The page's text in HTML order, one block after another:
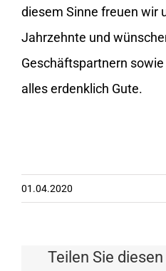
diesem Sinne freuen wir
Jahrzehnte und
Geschäftspartnern
alles erdenklich Gute.
01.04.2020
Teilen Sie